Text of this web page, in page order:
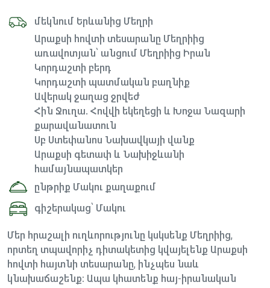
մեկնում Երևանից Մեղրի
Արաքսի հովտի տեսարանը Մեղրիից
առավոտյան՝ անցում Մեղրիից Իրան
Կորդաշտի բերդ
Կորդաշտի պատմական բաղնիք
Ավերակ ջաղաց ջրվեժ
Հին Ջուղա. Հովվի եկեղեցի և Խոջա Նազարի
քարավանատուն
Սբ Ստեփանոս Նախավկայի վանք
Արաքսի գետափ և Նախիջևանի
համայնապատկեր
ընթրիք Մակու քաղաքում
գիշերակաց՝ Մակու
Մեր հրաշալի ուղևորությունը կսկսենք Մեղրիից,
որտեղ տպավորիչ դիտակետից կվայելենք Արաքսի
հովտի հայտնի տեսարանը, ինչպես նաև
կնախաճաշենք։ Ապա կհատենք հայ-իրանական